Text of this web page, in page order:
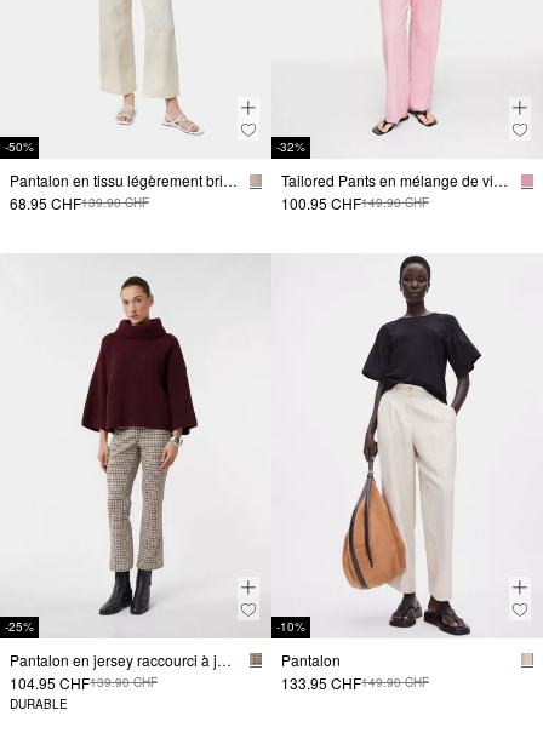
-50%
Pantalon en tissu légèrement brillant, longueur cheville
68.95 CHF139.90 CHF
-32%
Tailored Pants en mélange de viscose
100.95 CHF149.90 CHF
-25%
Pantalon en jersey raccourci à jambes évasées
104.95 CHF139.90 CHF
DURABLE
-10%
Pantalon
133.95 CHF149.90 CHF